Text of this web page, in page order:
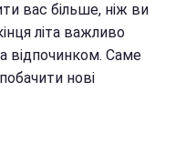
вас більше, ніж ви
літа важливо
відпочинком. Саме
нові